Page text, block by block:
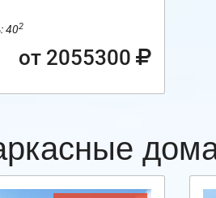
402
от 2055300